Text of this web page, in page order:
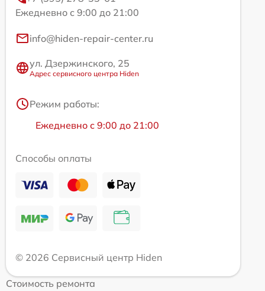
Ежедневно с 9:00 до 21:00
info@hiden-repair-center.ru
ул. Дзержинского, 25
Адрес сервисного центра Hiden
Режим работы:
Ежедневно с 9:00 до 21:00
Способы оплаты
© 2026 Сервисный центр Hiden
Стоимость ремонта